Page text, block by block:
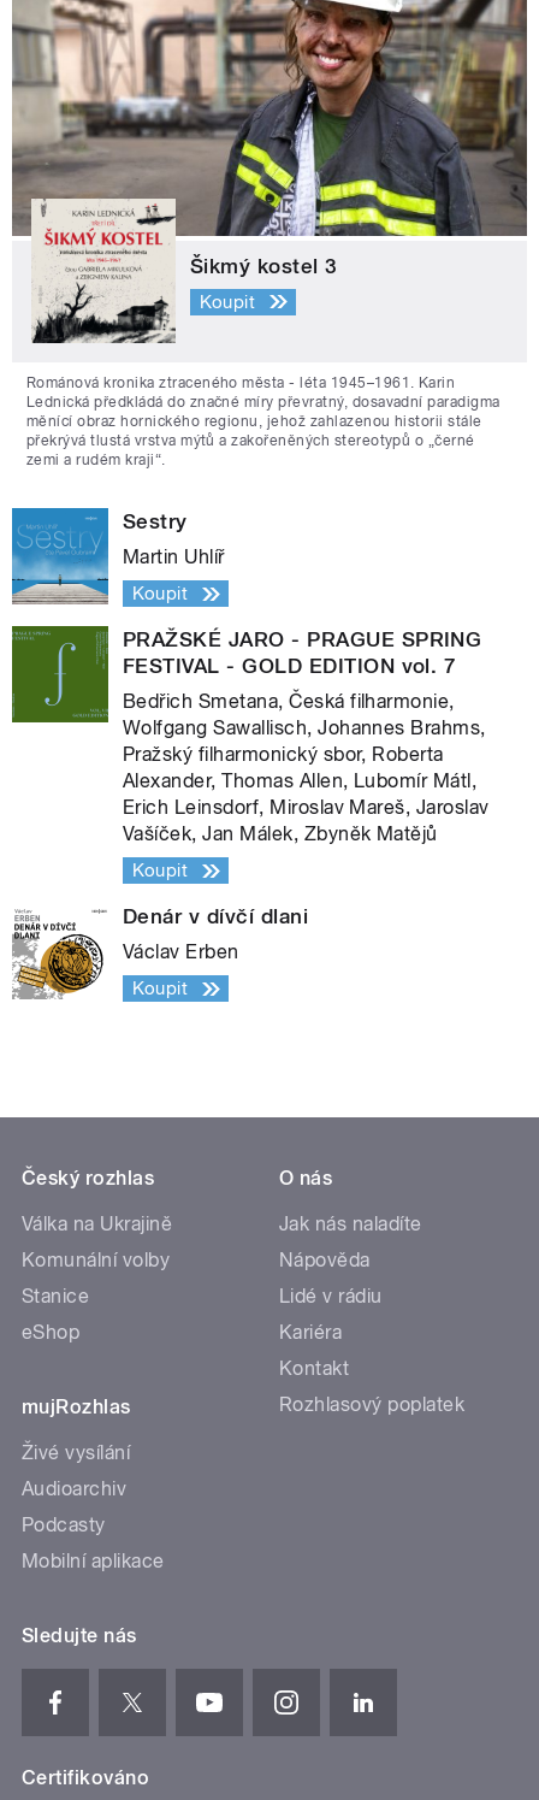
Šikmý kostel 3
Koupit
Románová kronika ztraceného města - léta 1945–1961. Karin
Lednická předkládá do značné míry převratný, dosavadní paradigma
měnící obraz hornického regionu, jehož zahlazenou historii stále
překrývá tlustá vrstva mýtů a zakořeněných stereotypů o „černé
zemi a rudém kraji“.
Sestry
Martin Uhlíř
Koupit
PRAŽSKÉ JARO - PRAGUE SPRING
FESTIVAL - GOLD EDITION vol. 7
Bedřich Smetana, Česká filharmonie,
Wolfgang Sawallisch, Johannes Brahms,
Pražský filharmonický sbor, Roberta
Alexander, Thomas Allen, Lubomír Mátl,
Erich Leinsdorf, Miroslav Mareš, Jaroslav
Vašíček, Jan Málek, Zbyněk Matějů
Koupit
Denár v dívčí dlani
Václav Erben
Koupit
Český rozhlas
Válka na Ukrajině
Komunální volby
Stanice
eShop
mujRozhlas
Živé vysílání
Audioarchiv
Podcasty
Mobilní aplikace
O nás
Jak nás naladíte
Nápověda
Lidé v rádiu
Kariéra
Kontakt
Rozhlasový poplatek
Sledujte nás
Certifikováno